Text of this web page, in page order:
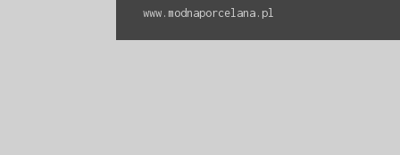
www.modnaporcelana.pl